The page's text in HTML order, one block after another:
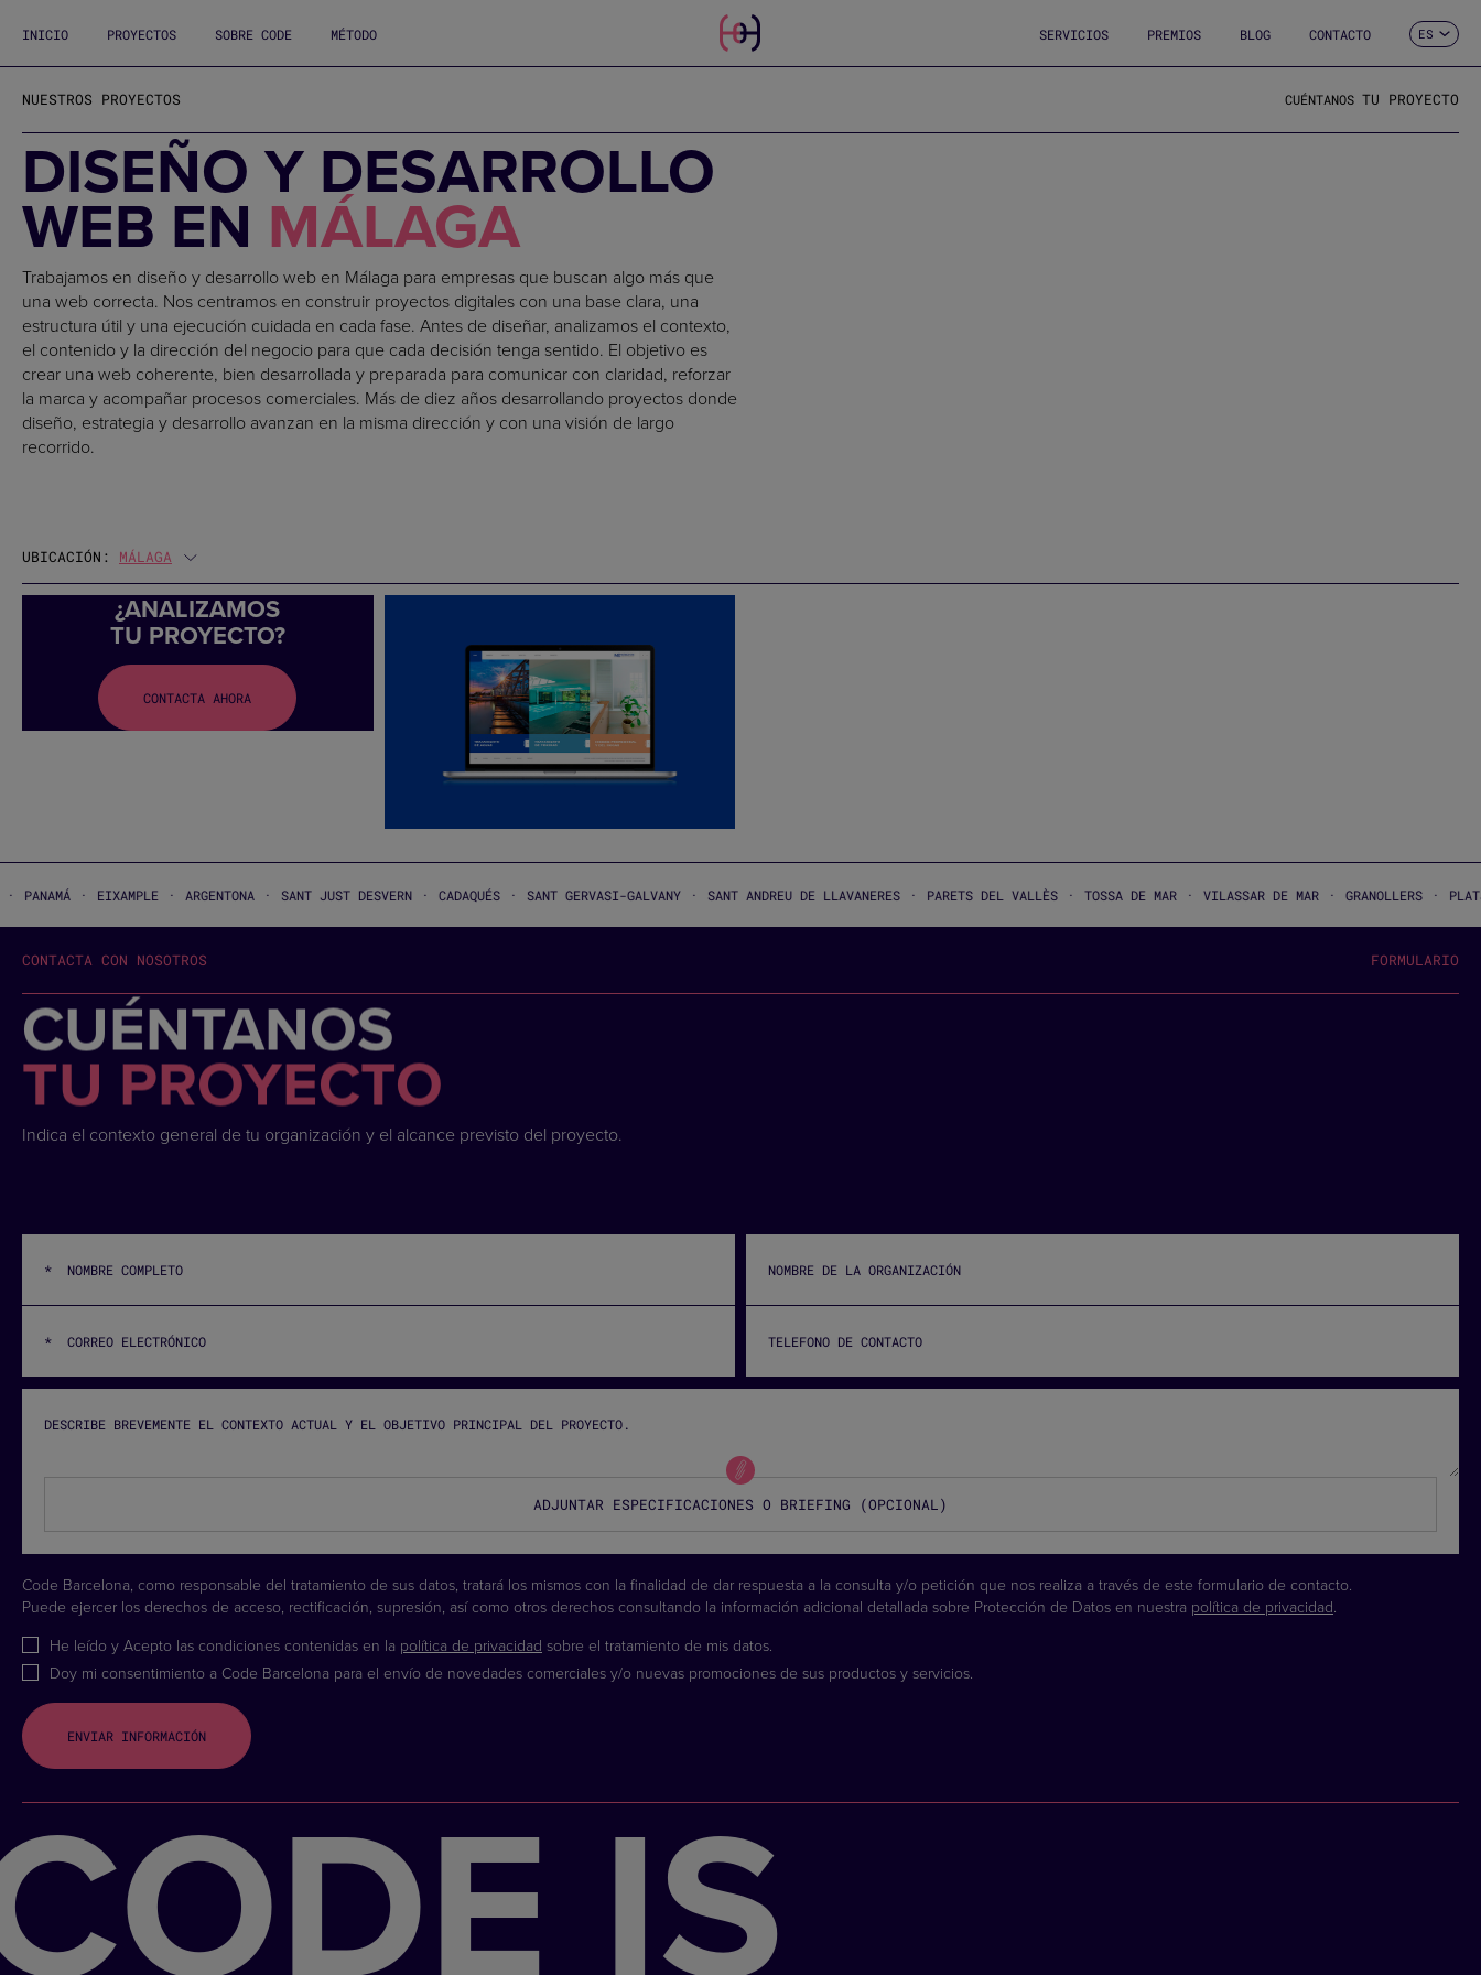
INICIO PROYECTOS SOBRE CODE MÉTODO SERVICIOS PREMIOS BLOG CONTACTO
ES
FR
IT
NUESTROS PROYECTOS CUÉNTANOS TU PROYECTO
DISEÑO Y DESARROLLO
WEB EN MÁLAGA
Trabajamos en diseño y desarrollo web en Málaga para empresas que buscan algo más que
una web correcta. Nos centramos en construir proyectos digitales con una base clara, una
estructura útil y una ejecución cuidada en cada fase. Antes de diseñar, analizamos el contexto,
el contenido y la dirección del negocio para que cada decisión tenga sentido. El objetivo es
crear una web coherente, bien desarrollada y preparada para comunicar con claridad, reforzar
la marca y acompañar procesos comerciales. Más de diez años desarrollando proyectos donde
diseño, estrategia y desarrollo avanzan en la misma dirección y con una visión de largo
recorrido.
UBICACIÓN: MÁLAGA
¿ANALIZAMOS
TU PROYECTO?
CONTACTA AHORA DISEÑO Y DESARROLLO WEB
NEWCHEM
EIXAMPLE· ARGENTONA ·SANT JUST DESVERN·CADAQUÉS· SANT GERVASI-GALVANY·SANT ANDREU DE LLAVANERES·PARETS DEL VALLÈS·TOSSA DE MAR·VILASSAR DE MAR·GRANOLLERS ·PLATJA D’ARO ·
CONTACTA CON NOSOTROS FORMULARIO
CUÉNTANOS
TU PROYECTO
Indica el contexto general de tu organización y el alcance previsto del proyecto.
ADJUNTAR ESPECIFICACIONES O BRIEFING (OPCIONAL)
Code Barcelona, como responsable del tratamiento de sus datos, tratará los mismos con la finalidad de dar respuesta a la consulta y/o petición que nos realiza a través de este formulario de contacto.
Puede ejercer los derechos de acceso, rectificación, supresión, así como otros derechos consultando la información adicional detallada sobre Protección de Datos en nuestra política de privacidad.
He leído y Acepto las condiciones contenidas en la política de privacidad sobre el tratamiento de mis datos.
Doy mi consentimiento a Code Barcelona para el envío de novedades comerciales y/o nuevas promociones de sus productos y servicios.
IS